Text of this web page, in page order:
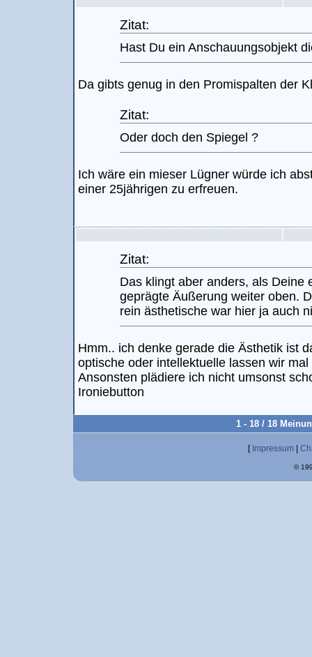
Zitat:
Hast Du ein Anschauungsobjekt
Da gibts genug in den Promispalten der
Zitat:
Oder doch den Spiegel ?
Ich wäre ein mieser Lügner würde ich
einer 25jährigen zu erfreuen.
Zitat:
Das klingt aber anders, als Deine
geprägte Äußerung weiter oben.
rein ästhetische war hier ja auch
Hmm.. ich denke gerade die Ästhetik ist
optische oder intellektuelle lassen wir
Ansonsten plädiere ich nicht umsonst
Ironiebutton
1 - 18 / 18
[ Impressum
©